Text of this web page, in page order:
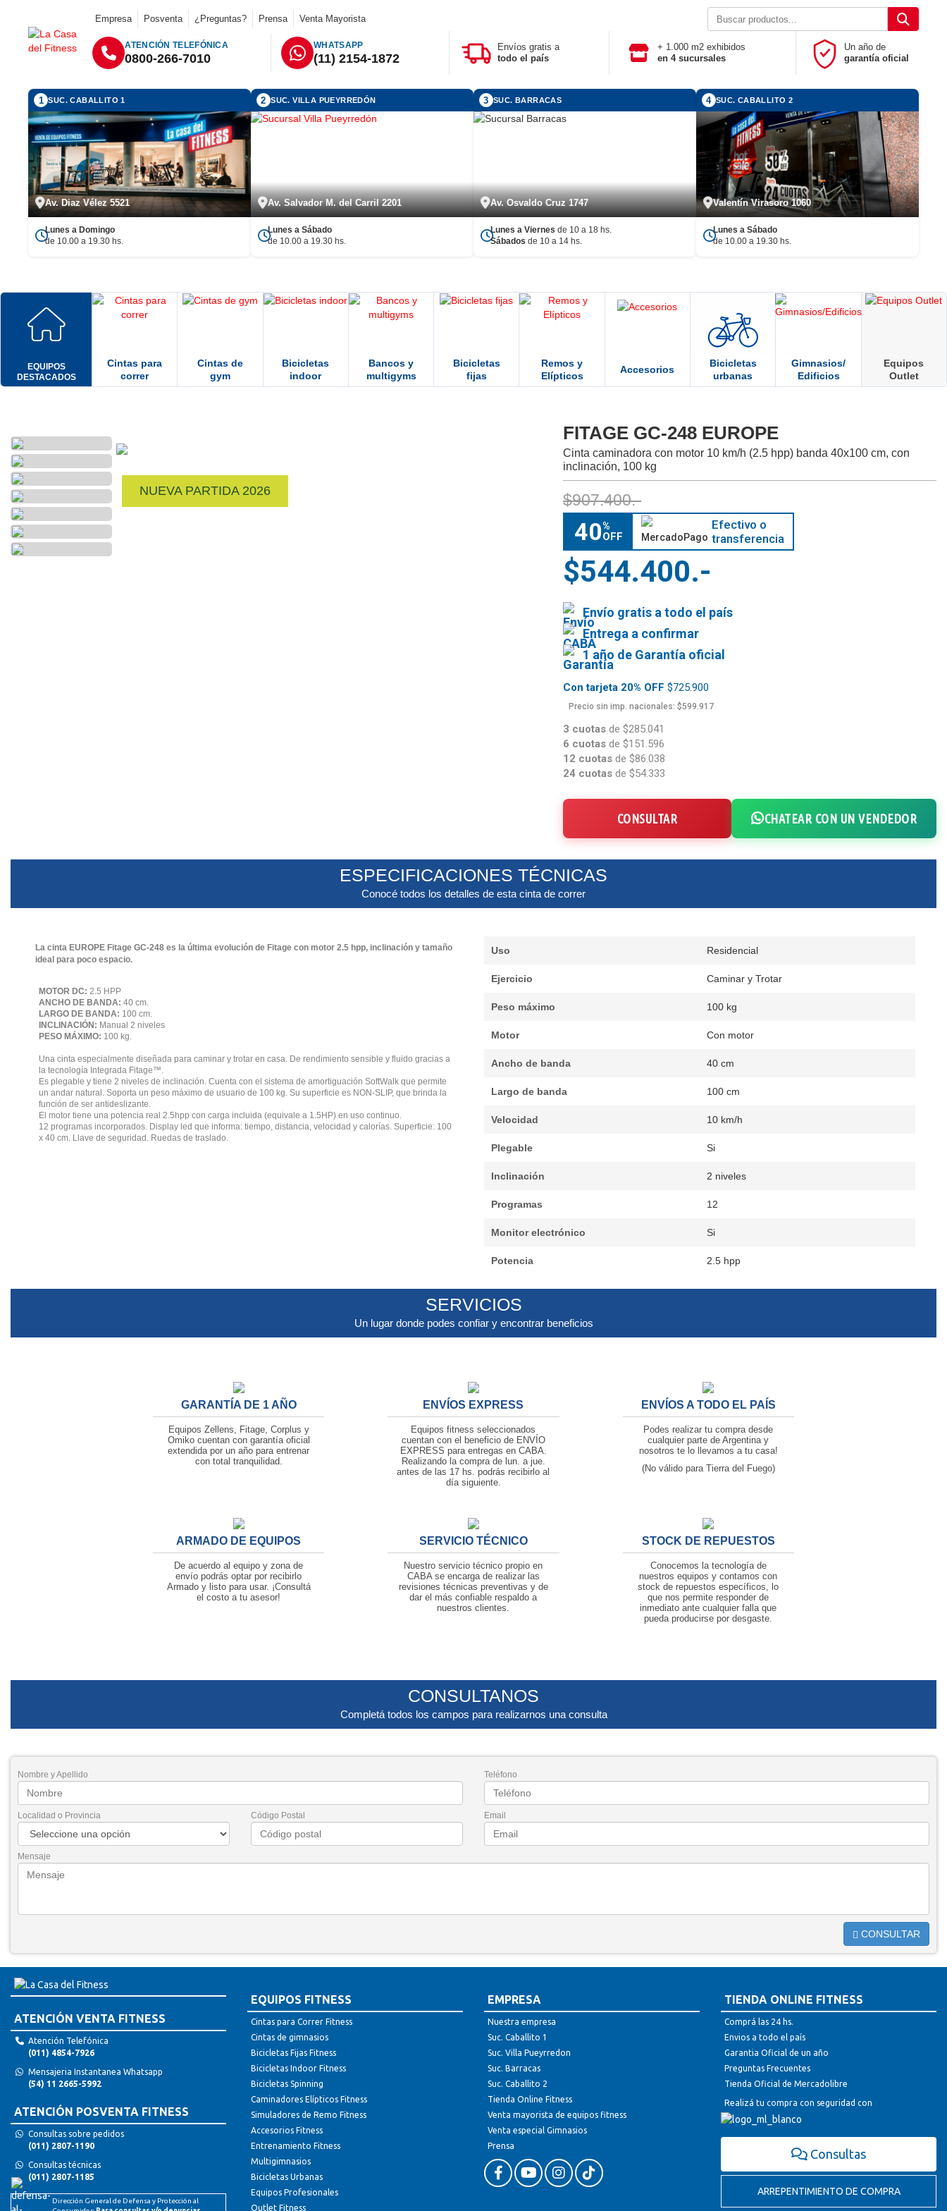
Empresa Posventa ¿Preguntas? Prensa Venta Mayorista
ATENCIÓN TELEFÓNICA
0800-266-7010
WHATSAPP
(11) 2154-1872
Envíos gratis a
todo el país
+ 1.000 m2 exhibidos
en 4 sucursales
Un año de
garantía oficial
1 SUC. CABALLITO 1
Av. Diaz Vélez 5521
Lunes a Domingo
de 10.00 a 19.30 hs.
2 SUC. VILLA PUEYRREDÓN
Av. Salvador M. del Carril 2201
Lunes a Sábado
de 10.00 a 19.30 hs.
3 SUC. BARRACAS
Av. Osvaldo Cruz 1747
Lunes a Viernes de 10 a 18 hs.
Sábados de 10 a 14 hs.
4 SUC. CABALLITO 2
Valentín Virasoro 1060
Lunes a Sábado
de 10.00 a 19.30 hs.
EQUIPOS
DESTACADOS
Cintas para
correr
Cintas de
gym
Bicicletas
indoor
Bancos y
multigyms
Bicicletas
fijas
Remos y
Elípticos
Accesorios
Bicicletas
urbanas
Gimnasios/
Edificios
Equipos
Outlet
NUEVA PARTIDA 2026
FITAGE GC-248 EUROPE
Cinta caminadora con motor 10 km/h (2.5 hpp) banda 40x100 cm, con
inclinación, 100 kg
$907.400.-
40%
OFF
Efectivo o
transferencia
$544.400.-
Envío gratis a todo el país
Entrega a confirmar
1 año de Garantía oficial
Con tarjeta 20% OFF $725.900
Precio sin imp. nacionales: $599.917
3 cuotas de $285.041
6 cuotas de $151.596
12 cuotas de $86.038
24 cuotas de $54.333
CONSULTAR CHATEAR CON UN VENDEDOR
ESPECIFICACIONES TÉCNICAS
Conocé todos los detalles de esta cinta de correr
La cinta EUROPE Fitage GC-248 es la última evolución de Fitage con motor 2.5 hpp, inclinación y tamaño
ideal para poco espacio.
MOTOR DC: 2.5 HPP
ANCHO DE BANDA: 40 cm.
LARGO DE BANDA: 100 cm.
INCLINACIÓN: Manual 2 niveles
PESO MÁXIMO: 100 kg.
Una cinta especialmente diseñada para caminar y trotar en casa. De rendimiento sensible y fluido gracias a
la tecnología Integrada Fitage™.
Es plegable y tiene 2 niveles de inclinación. Cuenta con el sistema de amortiguación SoftWalk que permite
un andar natural. Soporta un peso máximo de usuario de 100 kg. Su superficie es NON-SLIP, que brinda la
función de ser antideslizante.
El motor tiene una potencia real 2.5hpp con carga incluida (equivale a 1.5HP) en uso continuo.
12 programas incorporados. Display led que informa: tiempo, distancia, velocidad y calorías. Superficie: 100
x 40 cm. Llave de seguridad. Ruedas de traslado.
Uso Residencial
Ejercicio Caminar y Trotar
Peso máximo 100 kg
Motor Con motor
Ancho de banda 40 cm
Largo de banda 100 cm
Velocidad 10 km/h
Plegable Si
Inclinación 2 niveles
Programas 12
Monitor electrónico Si
Potencia 2.5 hpp
SERVICIOS
Un lugar donde podes confiar y encontrar beneficios
GARANTÍA DE 1 AÑO
Equipos Zellens, Fitage, Corplus y
Omiko cuentan con garantía oficial
extendida por un año para entrenar
con total tranquilidad.
ENVÍOS EXPRESS
Equipos fitness seleccionados
cuentan con el beneficio de ENVÍO
EXPRESS para entregas en CABA.
Realizando la compra de lun. a jue.
antes de las 17 hs. podrás recibirlo al
día siguiente.
ENVÍOS A TODO EL PAÍS
Podes realizar tu compra desde
cualquier parte de Argentina y
nosotros te lo llevamos a tu casa!
(No válido para Tierra del Fuego)
ARMADO DE EQUIPOS
De acuerdo al equipo y zona de
envío podrás optar por recibirlo
Armado y listo para usar. ¡Consultá
el costo a tu asesor!
SERVICIO TÉCNICO
Nuestro servicio técnico propio en
CABA se encarga de realizar las
revisiones técnicas preventivas y de
dar el más confiable respaldo a
nuestros clientes.
STOCK DE REPUESTOS
Conocemos la tecnología de
nuestros equipos y contamos con
stock de repuestos específicos, lo
que nos permite responder de
inmediato ante cualquier falla que
pueda producirse por desgaste.
CONSULTANOS
Completá todos los campos para realizarnos una consulta
Nombre y Apellido Teléfono
Localidad o Provincia Código Postal Email
Mensaje
CONSULTAR
ATENCIÓN VENTA FITNESS
Atención Telefónica
(011) 4854-7926
Mensajeria Instantanea Whatsapp
(54) 11 2665-5992
ATENCIÓN POSVENTA FITNESS
Consultas sobre pedidos
(011) 2807-1190
Consultas técnicas
(011) 2807-1185
Dirección General de Defensa y Protección al
EQUIPOS FITNESS
Cintas para Correr Fitness
Cintas de gimnasios
Bicicletas Fijas Fitness
Bicicletas Indoor Fitness
Bicicletas Spinning
Caminadores Elípticos Fitness
Simuladores de Remo Fitness
Accesorios Fitness
Entrenamiento Fitness
Multigimnasios
Bicicletas Urbanas
Equipos Profesionales
Outlet Fitness
EMPRESA
Nuestra empresa
Suc. Caballito 1
Suc. Villa Pueyrredon
Suc. Barracas
Suc. Caballito 2
Tienda Online Fitness
Venta mayorista de equipos fitness
Venta especial Gimnasios
Prensa
TIENDA ONLINE FITNESS
Comprá las 24 hs.
Envios a todo el país
Garantia Oficial de un año
Preguntas Frecuentes
Tienda Oficial de Mercadolibre
Realizá tu compra con seguridad con
Consultas
ARREPENTIMIENTO DE COMPRA